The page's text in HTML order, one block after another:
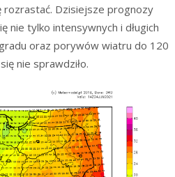
rozrastać. Dzisiejsze prognozy
nie tylko intensywnych i długich
oraz porywów wiatru do 120
nie sprawdziło.